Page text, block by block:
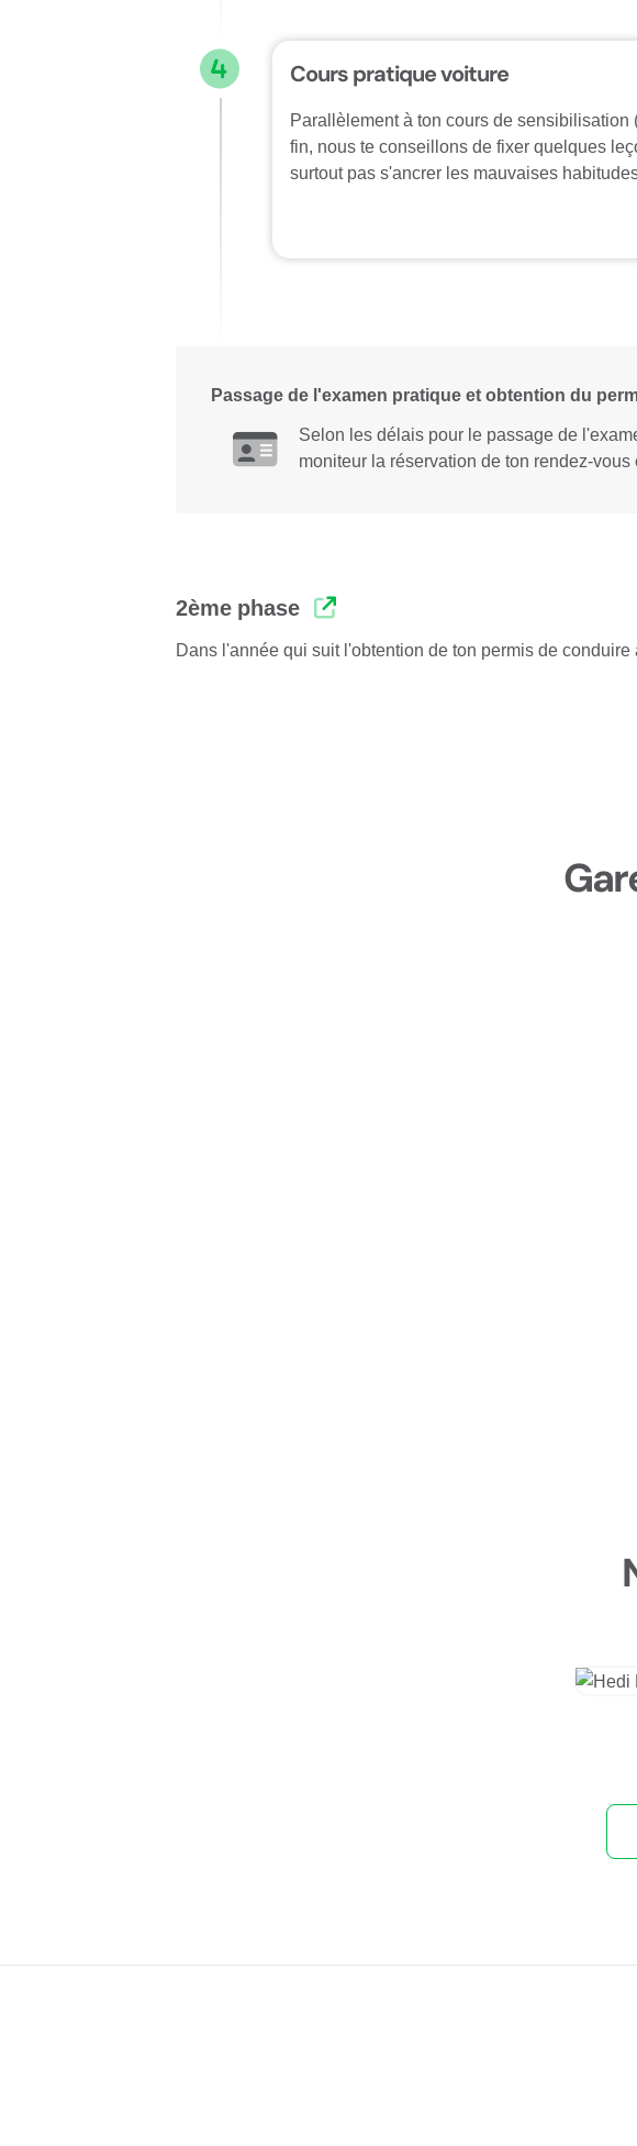
Cours pratique voiture
Parallèlement à ton cours de
fin, nous te conseillons de fixer quelques
surtout pas s'ancrer les mauvaises
Passage de l'examen pratique et obtention du
Selon les délais pour le passage de
moniteur la réservation de ton rendez-
2ème phase
Dans l'année qui suit l'obtention de ton permis de